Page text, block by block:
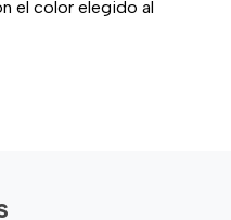
el color elegido al